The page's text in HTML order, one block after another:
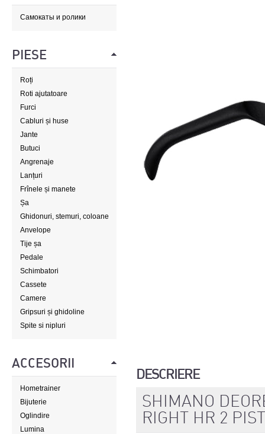
Самокаты и ролики
PIESE
Roți
Roti ajutatoare
Furci
Cabluri și huse
Jante
Butuci
Angrenaje
Lanțuri
Frînele și manete
Șa
Ghidonuri, stemuri, coloane
de direcție
Anvelope
Tije șa
Pedale
Schimbatori
Cassete
Camere
Gripsuri și ghidoline
Spite si nipluri
ACCESORII
Hometrainer
Bijuterie
Oglindire
Lumina
DESCRIERE
SHIMANO
RIGHT HR 2